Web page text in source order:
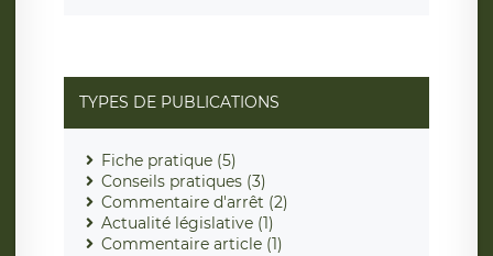
TYPES DE PUBLICATIONS
Fiche pratique (5)
Conseils pratiques (3)
Commentaire d'arrêt (2)
Actualité législative (1)
Commentaire article (1)